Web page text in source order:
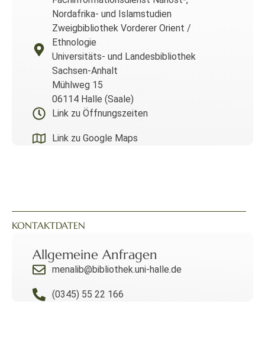
Nordafrika- und Islamstudien
Zweigbibliothek Vorderer Orient /
Ethnologie
Universitäts- und Landesbibliothek
Sachsen-Anhalt
Mühlweg 15
06114 Halle (Saale)
Link zu Öffnungszeiten
Link zu Google Maps
KONTAKTDATEN
Allgemeine Anfragen
menalib@bibliothek.uni-halle.de
(0345) 55 22 166